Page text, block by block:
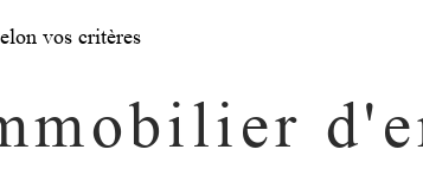
vos critères